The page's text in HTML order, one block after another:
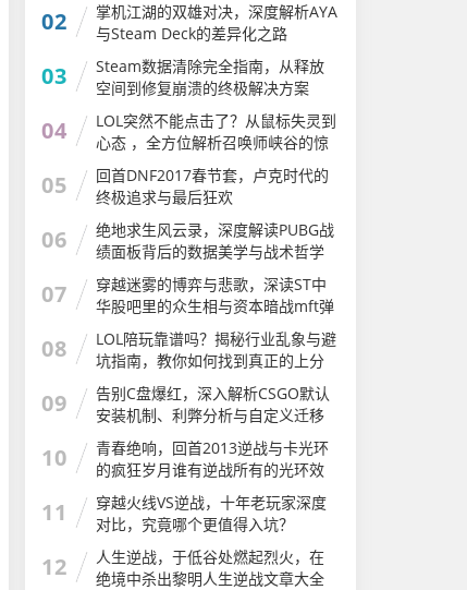
02
掌机江湖的双雄对决，深度解析AYA
与Steam Deck的差异化之路
ayaneo2和steam
03
Steam数据清除完全指南，从释放
空间到修复崩溃的终极解决方案
04
LOL突然不能点击了？从鼠标失灵到
心态 ，全方位解析召唤师峡谷的惊
魂时刻lol突然不能点击了怎么回事
05
回首DNF2017春节套，卢克时代的
终极追求与最后狂欢
06
绝地求生风云录，深度解读PUBG战
绩面板背后的数据美学与战术哲学
07
穿越迷雾的博弈与悲歌，深读ST中
华股吧里的众生相与资本暗战mft弹
簧评测
08
LOL陪玩靠谱吗？揭秘行业乱象与避
坑指南，教你如何找到真正的上分
神器LOL陪玩软件有哪些app
09
告别C盘爆红，深入解析CSGO默认
安装机制、利弊分析与自定义迁移
完全指南csgo安装步骤
10
青春绝响，回首2013逆战与卡光环
的疯狂岁月谁有逆战所有的光环效
果图及介绍
11
穿越火线VS逆战，十年老玩家深度
对比，究竟哪个更值得入坑？
12
人生逆战，于低谷处燃起烈火，在
绝境中杀出黎明人生逆战文章大全